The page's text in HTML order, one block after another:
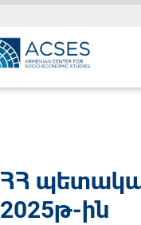
ՀՀ
2025թ-ին